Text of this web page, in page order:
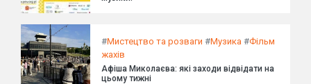
#Мистецтво та розваги #Музика #Фільм
жахів
Афіша Миколаєва: які заходи відвідати на
цьому тижні